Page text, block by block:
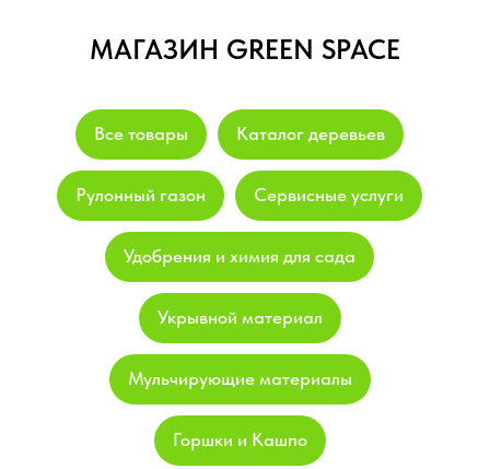
МАГАЗИН GREEN SPACE
Все товары Каталог деревьев
Рулонный газон Сервисные услуги
Удобрения и химия для сада
Укрывной материал
Мульчирующие материалы
Горшки и Кашпо